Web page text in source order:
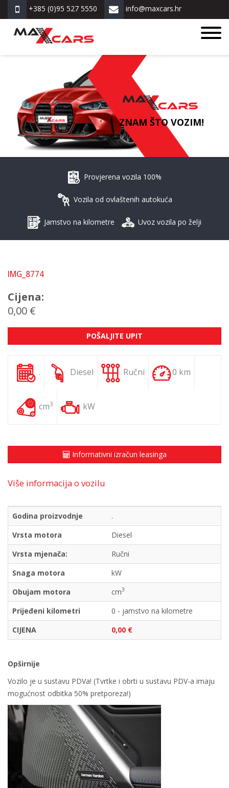
+385 (0)95 527 5550 info@maxcars.hr
ZNAM ŠTO VOZIM!
Provjerena vozila 100%
Vozila od ovlaštenih autokuća
Jamstvo na kilometre Uvoz vozila po želji
IMG_8774
Cijena:
0,00 €
POŠALJITE UPIT
. Diesel Ručni 0 km
cm3 kW
Informativni izračun leasinga
Više informacija o vozilu
Godina proizvodnje
.
Vrsta motora
Diesel
Vrsta mjenača:
Ručni
Snaga motora
kW
Obujam motora
cm3
Prijeđeni kilometri
0 - jamstvo na kilometre
CIJENA
0,00 €
Opširnije
Vozilo je u sustavu PDVa! (Tvrtke i obrti u sustavu PDV-a imaju
mogućnost odbitka 50% pretporeza!)